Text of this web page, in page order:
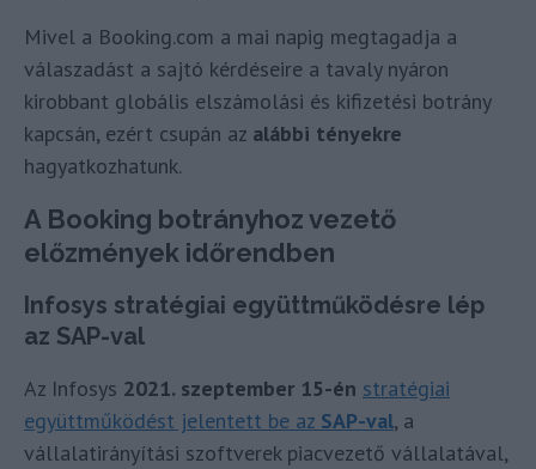
Mivel a Booking.com a mai napig megtagadja a
válaszadást a sajtó kérdéseire a tavaly nyáron
kirobbant globális elszámolási és kifizetési botrány
kapcsán, ezért csupán az alábbi tényekre
hagyatkozhatunk.
A Booking botrányhoz vezető
előzmények időrendben
Infosys stratégiai együttműködésre lép
az SAP-val
Az Infosys 2021. szeptember 15-én stratégiai
együttműködést jelentett be az SAP-val, a
vállalatirányítási szoftverek piacvezető vállalatával,